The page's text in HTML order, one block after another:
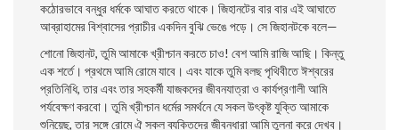
কঠোরভাবে বন্ধুর ধর্মকে আঘাত করতে থাকে। জিহানটের বার বার এই আঘাতে
আব্রাহামের বিশ্বাসের প্রাচীর একদিন বুঝি ভেঙে পড়ে। সে জিহানটকে বলে—
শােনাে জিহানট, তুমি আমাকে খ্রীশ্চান করতে চাও! বেশ আমি রাজি আছি। কিন্তু
এক শর্তে। প্রথমে আমি রােমে যাবে। এবং যাকে তুমি বলছ পৃথিবীতে ঈশ্বরের
প্রতিনিধি, তার এবং তার সহকর্মী যাজকদের জীবনযাত্রা ও কার্যপ্রণালী আমি
পর্যবেক্ষণ করবাে। তুমি খ্রীশ্চান ধর্মের সমর্থনে যে সকল উৎকৃষ্ট যুক্তি আমাকে
শুনিয়েছ, তার সঙ্গে রােমে ঐ সকল ব্যক্তিদের জীবনধারা আমি তুলনা করে দেখব।